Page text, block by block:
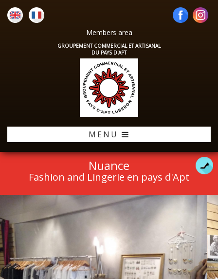
Members area
GROUPEMENT COMMERCIAL ET ARTISANAL
DU PAYS D'APT
MENU
Nuance
Fashion and Lingerie en pays d'Apt